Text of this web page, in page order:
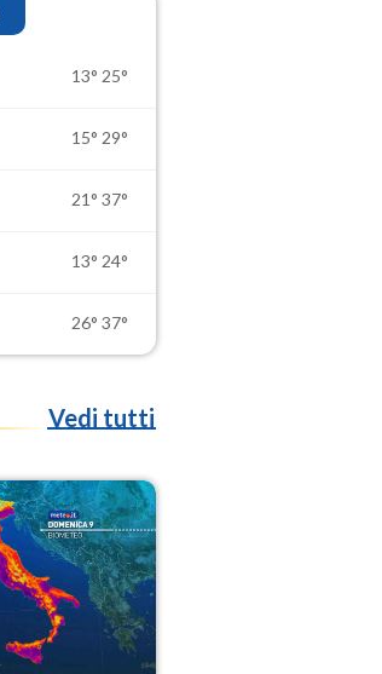
13° 25°
15° 29°
21° 37°
13° 24°
26° 37°
Vedi tutti